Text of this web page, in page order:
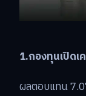
1.กองทุนเปิดเ
ผลตอบแทน